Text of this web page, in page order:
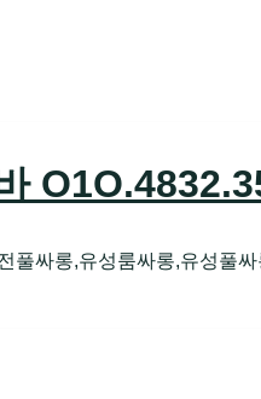
풀싸롱,유성룸싸롱,유성풀